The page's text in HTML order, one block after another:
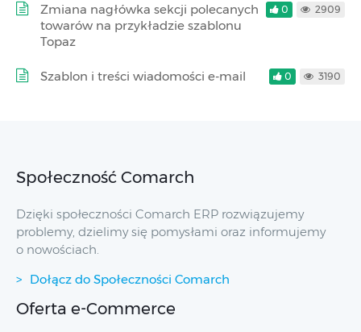
Zmiana nagłówka sekcji polecanych
towarów na przykładzie szablonu
Topaz
0 2909
Szablon i treści wiadomości e-mail 0 3190
Społeczność Comarch
Dzięki społeczności Comarch ERP rozwiązujemy
problemy, dzielimy się pomysłami oraz informujemy
o nowościach.
Dołącz do Społeczności Comarch
Oferta e-Commerce